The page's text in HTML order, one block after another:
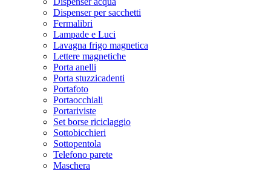
Dispenser per sacchetti
Fermalibri
Lampade e Luci
Lavagna frigo magnetica
Lettere magnetiche
Porta anelli
Porta stuzzicadenti
Portafoto
Portaocchiali
Portariviste
Set borse riciclaggio
Sottobicchieri
Sottopentola
Telefono parete
Maschera